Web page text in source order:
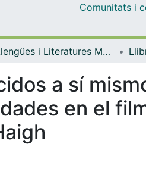
Comunitats i
Llengües i Literatures Modernes i Estudis Anglesos
a sí
en el